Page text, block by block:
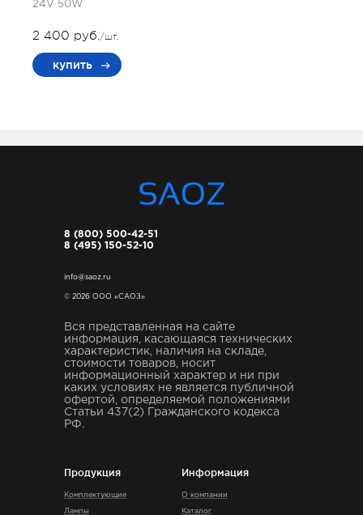
24V 50W
2 400 руб./шт.
купить
8 (800) 500-42-51
8 (495) 150-52-10
info@saoz.ru
© 2026 ООО «САОЗ»
Вся представленная на сайте
информация, касающаяся технических
характеристик, наличия на складе,
стоимости товаров, носит
информационный характер и ни при
каких условиях не является публичной
офертой, определяемой положениями
Статьи 437(2) Гражданского кодекса
РФ.
Продукция
Комплектующие
Лампы
Информация
О компании
Каталог